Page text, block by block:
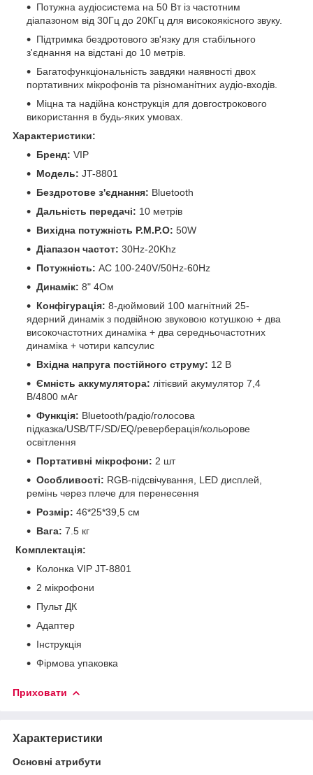
Потужна аудіосистема на 50 Вт із частотним
діапазоном від 30Гц до 20КГц для високоякісного звуку.
Підтримка бездротового зв'язку для стабільного
з'єднання на відстані до 10 метрів.
Багатофункціональність завдяки наявності двох
портативних мікрофонів та різноманітних аудіо-входів.
Міцна та надійна конструкція для довгострокового
використання в будь-яких умовах.
Характеристики:
Бренд: VIP
Модель: JT-8801
Бездротове з'єднання: Bluetooth
Дальність передачі: 10 метрів
Вихідна потужність P.M.P.O: 50W
Діапазон частот: 30Hz-20Khz
Потужність: AC 100-240V/50Hz-60Hz
Динамік: 8" 4Ом
Конфігурація: 8-дюймовий 100 магнітний 25-
ядерний динамік з подвійною звуковою котушкою + два
високочастотних динаміка + два середньочастотних
динаміка + чотири капсулис
Вхідна напруга постійного струму: 12 В
Ємність аккумулятора: літієвий акумулятор 7,4
В/4800 мАг
Функція: Bluetooth/радіо/голосова
підказка/USB/TF/SD/EQ/реверберація/кольорове
освітлення
Портативні мікрофони: 2 шт
Особливості: RGB-підсвічування, LED дисплей,
ремінь через плече для перенесення
Розмір: 46*25*39,5 см
Вага: 7.5 кг
Комплектація:
Колонка VIP JT-8801
2 мікрофони
Пульт ДК
Адаптер
Інструкція
Фірмова упаковка
Приховати
Характеристики
Основні атрибути